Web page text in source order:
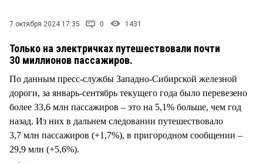
7 октября 2024 17:35 0 1431
Только на электричках путешествовали почти
30 миллионов пассажиров.
По данным пресс-службы Западно-Сибирской железной
дороги, за январь-сентябрь текущего года было перевезено
более 33,6 млн пассажиров – это на 5,1% больше, чем год
назад. Из них в дальнем следовании путешествовало
3,7 млн пассажиров (+1,7%), в пригородном сообщении –
29,9 млн (+5,6%).